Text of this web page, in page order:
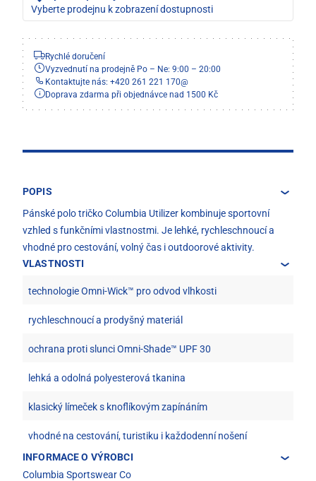
Vyberte prodejnu k zobrazení dostupnosti
Rychlé doručení
Vyzvednutí na prodejně Po – Ne: 9:00 – 20:00
Kontaktujte nás: +420 261 221 170@
Doprava zdarma při objednávce nad 1500 Kč
POPIS
Pánské polo tričko Columbia Utilizer kombinuje sportovní
vzhled s funkčními vlastnostmi. Je lehké, rychleschnoucí a
vhodné pro cestování, volný čas i outdoorové aktivity.
VLASTNOSTI
technologie Omni-Wick™ pro odvod vlhkosti
rychleschnoucí a prodyšný materiál
ochrana proti slunci Omni-Shade™ UPF 30
lehká a odolná polyesterová tkanina
klasický límeček s knoflíkovým zapínáním
vhodné na cestování, turistiku i každodenní nošení
INFORMACE O VÝROBCI
Columbia Sportswear Co